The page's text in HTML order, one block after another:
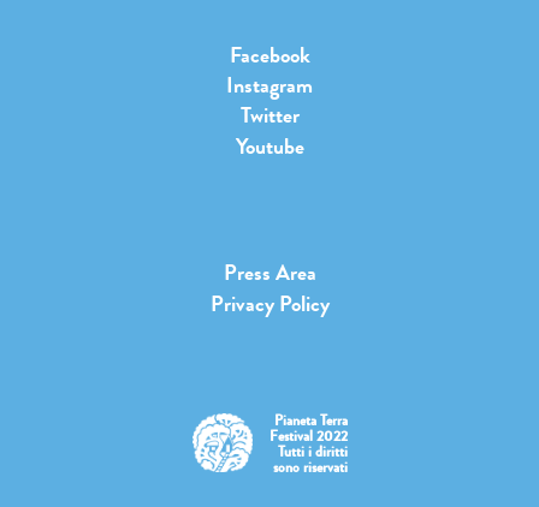
Facebook
Instagram
Twitter
Youtube
Press Area
Privacy Policy
Pianeta Terra
Festival 2022
Tutti i diritti
sono riservati